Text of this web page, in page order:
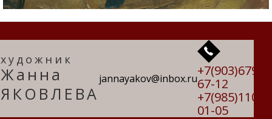
художник
Жанна
ЯКОВЛЕВА
jannayakov@inbox.ru+7(903)679-
67-12
+7(985)110-
01-05